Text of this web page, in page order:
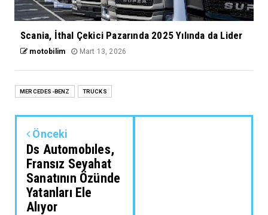
Scania, İthal Çekici Pazarında 2025 Yılında da Lider
motobilim Mart 13, 2026
MERCEDES-BENZ TRUCKS
Önceki
Ds Automobıles,
Fransız Seyahat
Sanatının Özünde
Yatanları Ele
Alıyor